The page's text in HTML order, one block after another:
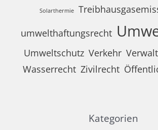
Solarthermie
umwelthaftungsrecht
Umweltschutz Verkehr
Wasserrecht Zivilrecht
Kategorien